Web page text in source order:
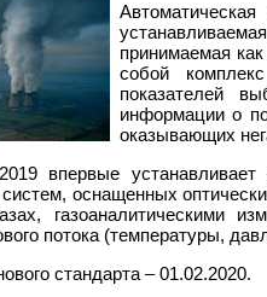
принимаемая
собой
показателей
информации о
оказывающих
впервые устанавливает
оснащенных
газоаналитическими
потока (температуры,
стандарта – 01.02.2020.